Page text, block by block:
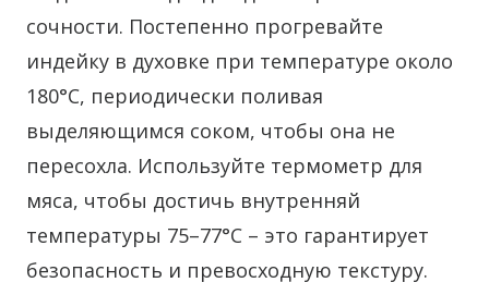
сочности. Постепенно прогревайте
индейку в духовке при температуре около
180°C, периодически поливая
выделяющимся соком, чтобы она не
пересохла. Используйте термометр для
мяса, чтобы достичь внутренняй
температуры 75–77°C – это гарантирует
безопасность и превосходную текстуру.